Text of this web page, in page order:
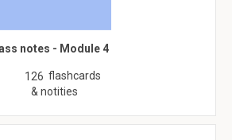
notes - Module 4
126 flashcards
& notities